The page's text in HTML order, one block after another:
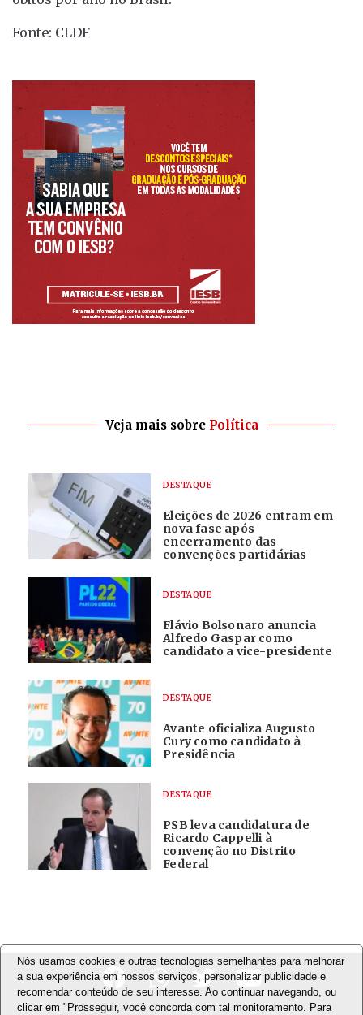
Fonte: CLDF
Veja mais sobre Política
DESTAQUE
Eleições de 2026 entram em
nova fase após
encerramento das
convenções partidárias
DESTAQUE
Flávio Bolsonaro anuncia
Alfredo Gaspar como
candidato a vice-presidente
DESTAQUE
Avante oficializa Augusto
Cury como candidato à
Presidência
DESTAQUE
PSB leva candidatura de
Ricardo Cappelli à
convenção no Distrito
Federal
Nós usamos cookies e outras tecnologias semelhantes para melhorar
a sua experiência em nossos serviços, personalizar publicidade e
recomendar conteúdo de seu interesse. Ao continuar navegando, ou
clicar em "Prosseguir, você concorda com tal monitoramento. Para